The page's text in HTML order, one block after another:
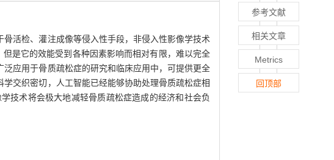
活检、灌注成像等侵入性手段，非侵入性影像学技术
是它的效能受到各种因素影响而相对有限，难以完全
应用于骨质疏松症的研究和临床应用中，可提供更全
交织密切，人工智能已经能够协助处理骨质疏松症相
技术将会极大地减轻骨质疏松症造成的经济和社会负
参考文献
相关文章
Metrics
回顶部